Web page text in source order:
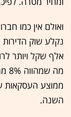
ואולם אין כמו
אלף שקל ויותר
ממוצע העסקאות
השנה.